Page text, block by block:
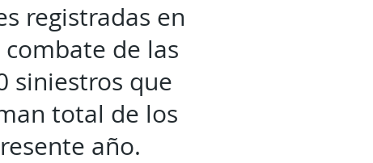
registradas en
de las
siniestros que
total de los
año.